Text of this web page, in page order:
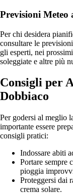
Previsioni Meteo
Per chi desidera
consultare le
gli esperti, nei
soleggiate e altre più
Consigli per
Dobbiaco
Per godersi al meglio
importante essere
consigli pratici:
Indossare abiti
Portare sempre
pioggia
Proteggersi dai
crema solare.